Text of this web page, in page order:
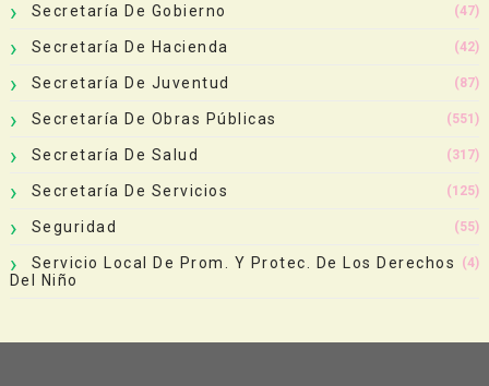
Secretaría De Gobierno (47)
Secretaría De Hacienda (42)
Secretaría De Juventud (87)
Secretaría De Obras Públicas (551)
Secretaría De Salud (317)
Secretaría De Servicios (125)
Seguridad (55)
Servicio Local De Prom. Y Protec. De Los Derechos
Del Niño
(4)